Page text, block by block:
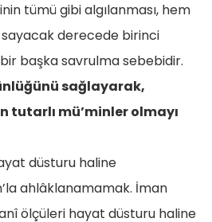
tümü gibi algılanması, hem
derecede birinci
bir başka savrulma sebebidir.
sağlayarak,
tutarlı mü’minler olmayı
düsturu haline
ahlâklanamamak. İman
ölçüleri hayat düsturu haline